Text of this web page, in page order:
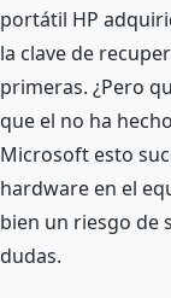
portátil HP
la clave de
primeras. ¿Pero
que el no ha
Microsoft esto
hardware en el
bien un riesgo de
dudas.